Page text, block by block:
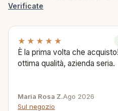
Verificate
★★★★★
È la prima volta che
ottima qualità, azienda seria.
Maria Rosa Z.Ago 2026
Sul negozio